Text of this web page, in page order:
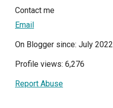
Contact me
Email
On Blogger since: July 2022
Profile views: 6,276
Report Abuse